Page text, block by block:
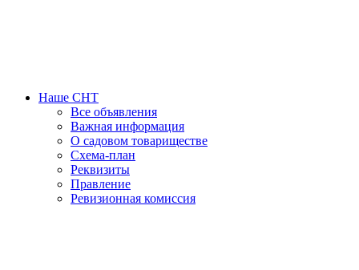
Наше СНТ
Все объявления
Важная информация
О садовом товариществе
Схема-план
Реквизиты
Правление
Ревизионная комиссия